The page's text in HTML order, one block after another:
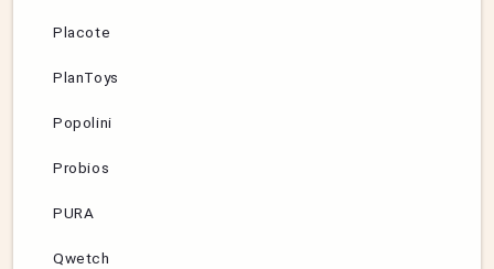
Placote
PlanToys
Popolini
Probios
PURA
Qwetch